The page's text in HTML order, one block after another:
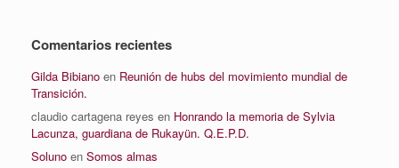
Comentarios recientes
Gilda Bibiano en Reunión de hubs del movimiento mundial de
Transición.
claudio cartagena reyes en Honrando la memoria de Sylvia
Lacunza, guardiana de Rukayün. Q.E.P.D.
Soluno en Somos almas